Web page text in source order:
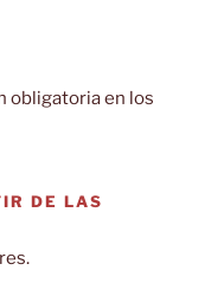
obligatoria en los
DE LAS